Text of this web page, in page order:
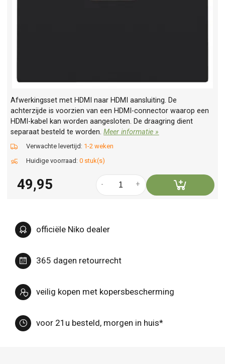
Afwerkingsset met HDMI naar HDMI aansluiting. De
achterzijde is voorzien van een HDMI-connector waarop een
HDMI-kabel kan worden aangesloten. De draagring dient
separaat besteld te worden.Meer informatie »
Verwachte levertijd: 1-2 weken
Huidige voorraad: 0 stuk(s)
49,95 +
-
officiële Niko dealer
365 dagen retourrecht
veilig kopen met kopersbescherming
voor 21u besteld, morgen in huis*